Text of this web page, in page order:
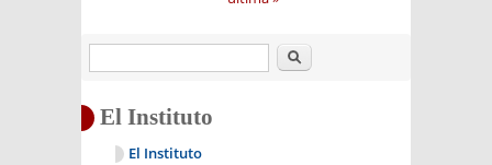
Buscar
El Instituto
El Instituto